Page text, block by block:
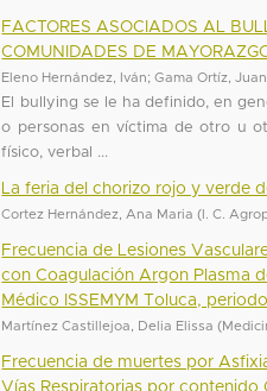
FACTORES ASOCIADOS AL
COMUNIDADES DE
Eleno Hernández, Iván;Gama Ortíz,
El bullying se le ha definido, en
o personas en víctima de otro u
físico, verbal ...
La feria del chorizo rojo y verde
Cortez Hernández, Ana Maria ( I. C.
Frecuencia de Lesiones
con Coagulación Argon Plasma
Médico ISSEMYM Toluca,
Martínez Castillejoa, Delia Elissa (
Frecuencia de muertes por
Vías Respiratorias por contenido